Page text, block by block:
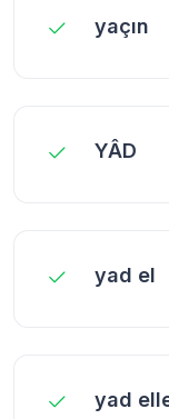
yaçın
YÂD
yad el
yad